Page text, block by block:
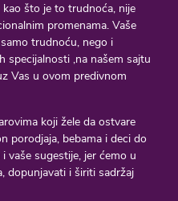
što je to trudnoća, nije
promenama. Vaše
trudnoću, nego i
specijalnosti ,na našem sajtu
Vas u ovom predivnom
koji žele da ostvare
porodjaja, bebama i deci do
vaše sugestije, jer ćemo u
dopunjavati i širiti sadržaj